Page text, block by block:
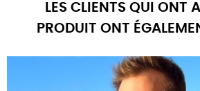
LES CLIENTS QUI ONT
PRODUIT ONT